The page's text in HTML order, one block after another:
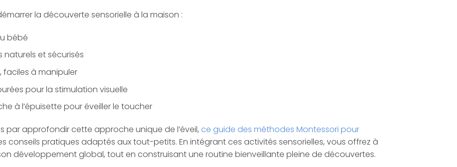
la découverte sensorielle à la maison :
bébé
et sécurisés
faciles à manipuler
pour la stimulation visuelle
à l’épuisette pour éveiller le toucher
par approfondir cette approche unique de l’éveil, ce guide des méthodes Montessori pour
conseils pratiques adaptés aux tout-petits. En intégrant ces activités sensorielles, vous offrez à
développement global, tout en construisant une routine bienveillante pleine de découvertes.